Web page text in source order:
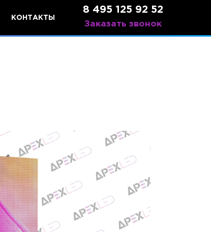
КОНТАКТЫ
8 495 125 92 52
Заказать звонок